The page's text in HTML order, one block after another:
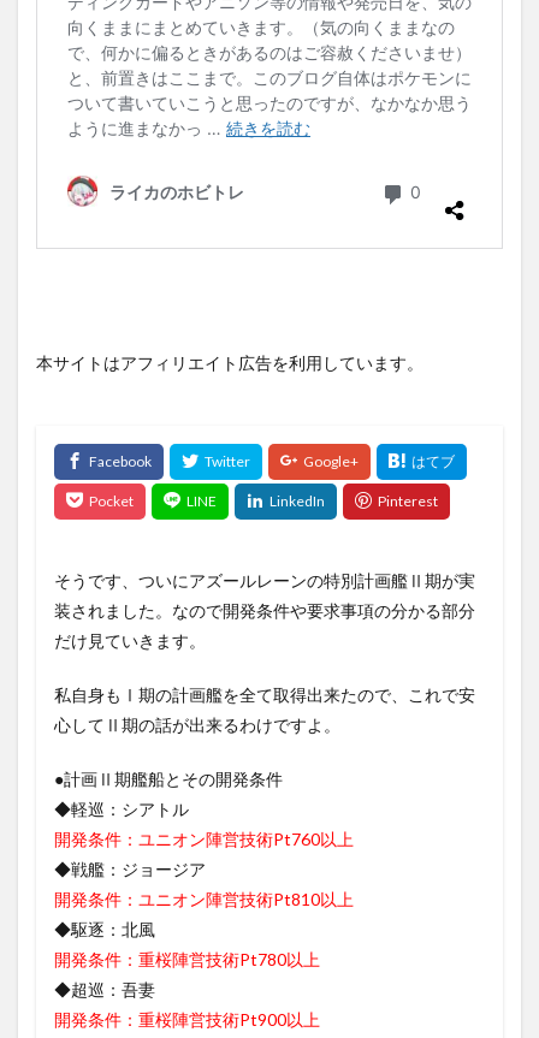
本サイトはアフィリエイト広告を利用しています。
そうです、ついにアズールレーンの特別計画艦Ⅱ期が実
装されました。なので開発条件や要求事項の分かる部分
だけ見ていきます。
私自身もⅠ期の計画艦を全て取得出来たので、これで安
心してⅡ期の話が出来るわけですよ。
●計画Ⅱ期艦船とその開発条件
◆軽巡：シアトル
開発条件：ユニオン陣営技術Pt760以上
◆戦艦：ジョージア
開発条件：ユニオン陣営技術Pt810以上
◆駆逐：北風
開発条件：重桜陣営技術Pt780以上
◆超巡：吾妻
開発条件：重桜陣営技術Pt900以上